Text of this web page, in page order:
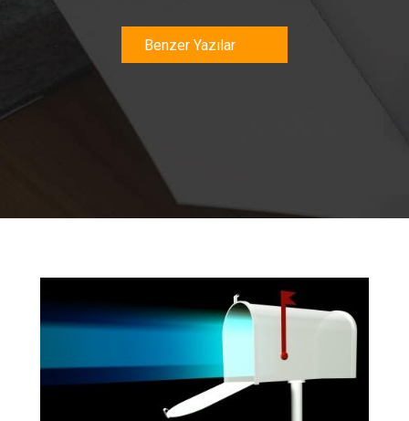
Benzer Yazılar